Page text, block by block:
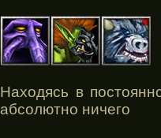
Находясь в
абсолютно ничего